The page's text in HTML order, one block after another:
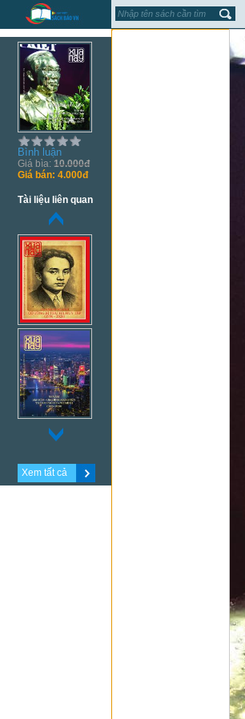
Bình luận
Giá bìa: 10.000đ
Giá bán: 4.000đ
Tài liệu liên quan
Xem tất cả